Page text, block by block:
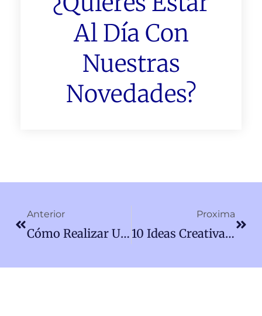
Al Día Con
Nuestras
Novedades?
Anterior
Cómo Realizar Un Análisis FODA Efectivo Para Tu Negocio
Proxima
10 Ideas Creativas Para Promocionar Tu Negocio Localmente